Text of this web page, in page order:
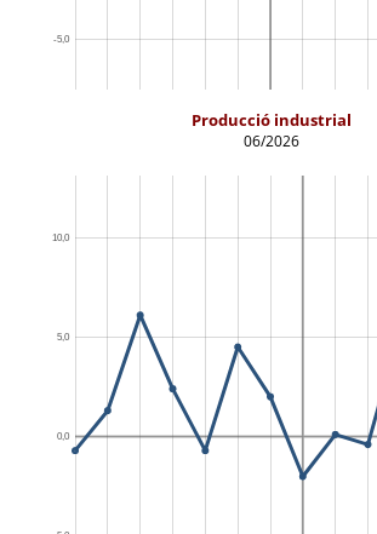
Producció industrial
06/2026